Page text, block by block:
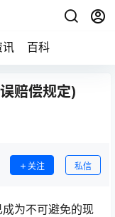
讯 百科
赔偿规定)
关注 私信
为不可避免的现